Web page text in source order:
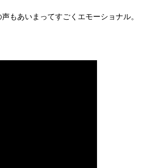
もあいまってすごくエモーショナル。